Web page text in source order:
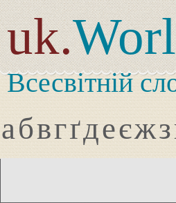
uk.
Всесвітній
абвгґдеєжз